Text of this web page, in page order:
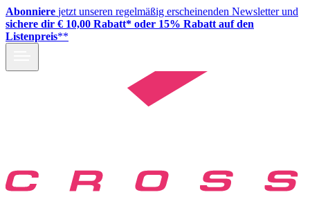
Abonniere jetzt unseren regelmäßig erscheinenden Newsletter und
sichere dir € 10,00 Rabatt* oder 15% Rabatt auf den
Listenpreis**